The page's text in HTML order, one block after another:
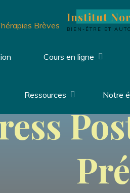
Institut
BIEN-ÊTRE ET
Cours en ligne
Ressources Notre